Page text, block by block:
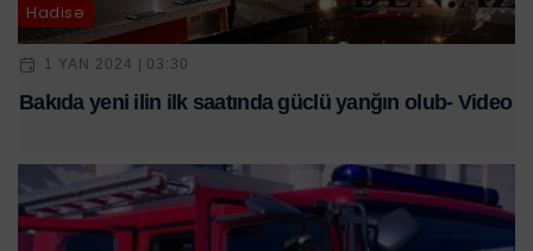
Hadisə
1 YAN 2024 | 03:30
Bakıda yeni ilin ilk saatında güclü yanğın olub- Video